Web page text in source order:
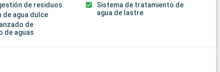
de residuos
de agua dulce
de
de aguas
Sistema de tratamiento de
agua de lastre